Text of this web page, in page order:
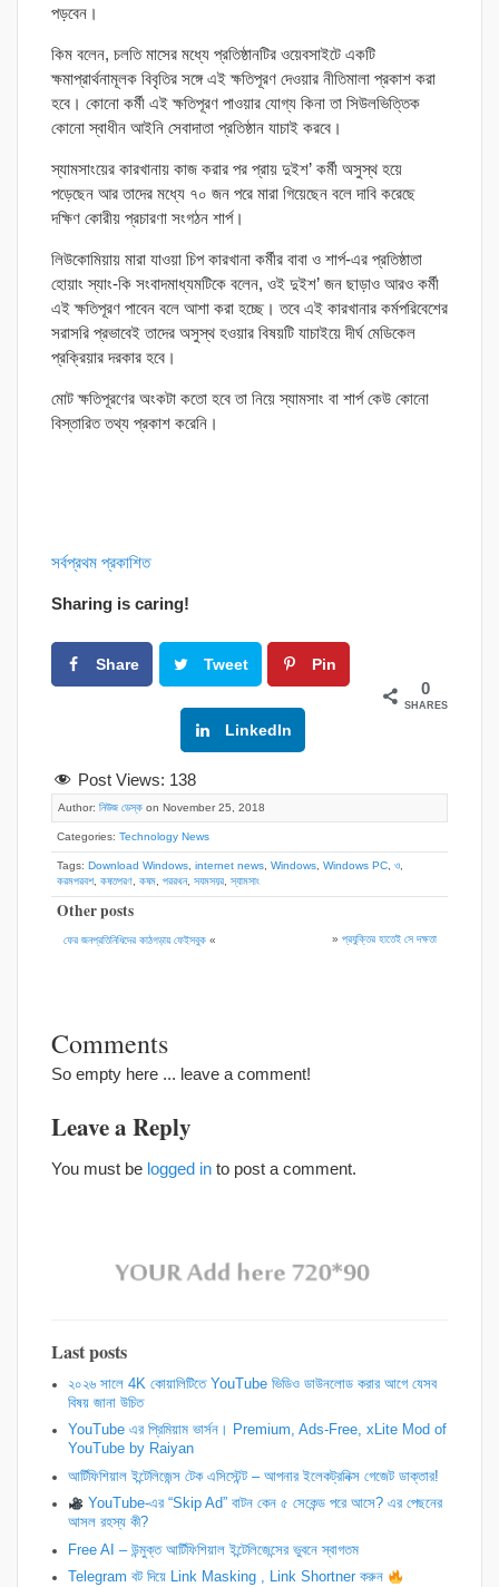
পড়বেন।
কিম বলেন, চলতি মাসের মধ্যে প্রতিষ্ঠানটির ওয়েবসাইটে একটি
ক্ষমাপ্রার্থনামূলক বিবৃতির সঙ্গে এই ক্ষতিপূরণ দেওয়ার নীতিমালা প্রকাশ করা
হবে। কোনো কর্মী এই ক্ষতিপূরণ পাওয়ার যোগ্য কিনা তা সিউলভিত্তিক
কোনো স্বাধীন আইনি সেবাদাতা প্রতিষ্ঠান যাচাই করবে।
স্যামসাংয়ের কারখানায় কাজ করার পর প্রায় দুইশ’ কর্মী অসুস্থ হয়ে
পড়েছেন আর তাদের মধ্যে ৭০ জন পরে মারা গিয়েছেন বলে দাবি করেছে
দক্ষিণ কোরীয় প্রচারণা সংগঠন শার্প।
লিউকোমিয়ায় মারা যাওয়া চিপ কারখানা কর্মীর বাবা ও শার্প-এর প্রতিষ্ঠাতা
হোয়াং স্যাং-কি সংবাদমাধ্যমটিকে বলেন, ওই দুইশ’ জন ছাড়াও আরও কর্মী
এই ক্ষতিপূরণ পাবেন বলে আশা করা হচ্ছে। তবে এই কারখানার কর্মপরিবেশের
সরাসরি প্রভাবেই তাদের অসুস্থ হওয়ার বিষয়টি যাচাইয়ে দীর্ঘ মেডিকেল
প্রক্রিয়ার দরকার হবে।
মোট ক্ষতিপূরণের অংকটা কতো হবে তা নিয়ে স্যামসাং বা শার্প কেউ কোনো
বিস্তারিত তথ্য প্রকাশ করেনি।
সর্বপ্রথম প্রকাশিত
Sharing is caring!
Share Tweet Pin
LinkedIn
0
SHARES
Post Views: 138
Author: নিউজ ডেস্ক on November 25, 2018
Categories: Technology News
Tags: Download Windows, internet news, Windows, Windows PC, ও,
করমপরবশ, কষতপরণ, কষম, পররথন, সযমসয়র, স্যামসাং
Other posts
ফের জনপ্রতিনিধিদের কাঠগড়ায় ফেইসবুক « » প্রযুক্তির হাতেই সে দক্ষতা
Comments
So empty here ... leave a comment!
Leave a Reply
You must be logged in to post a comment.
Last posts
২০২৬ সালে 4K কোয়ালিটিতে YouTube ভিডিও ডাউনলোড করার আগে যেসব
বিষয় জানা উচিত
YouTube এর প্রিমিয়াম ভার্সন। Premium, Ads-Free, xLite Mod of
YouTube by Raiyan
আর্টিফিশিয়াল ইন্টেলিজেন্স টেক এসিস্টেন্ট – আপনার ইলেকট্রনিক্স গেজেট ডাক্তার!
YouTube-এর “Skip Ad” বাটন কেন ৫ সেকেন্ড পরে আসে? এর পেছনের
আসল রহস্য কী?
Free AI – উন্মুক্ত আর্টিফিশিয়াল ইন্টেলিজেন্সের ভুবনে স্বাগতম
Telegram বট দিয়ে Link Masking , Link Shortner করুন